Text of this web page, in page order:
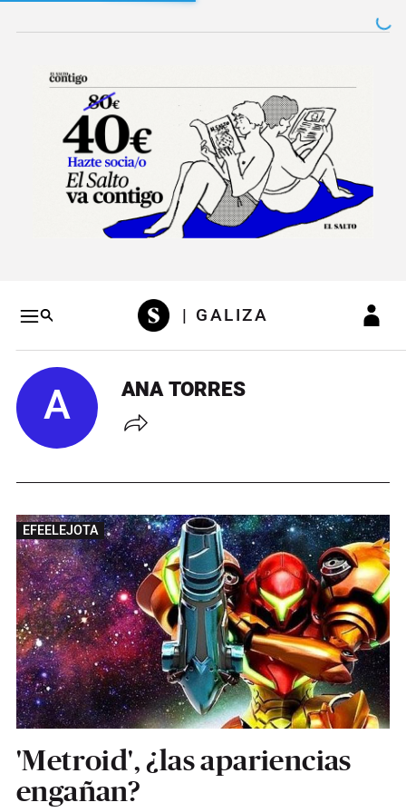
Salto a navegación
| GALIZA
A ANA TORRES
EFEELEJOTA
'Metroid', ¿las apariencias
engañan?